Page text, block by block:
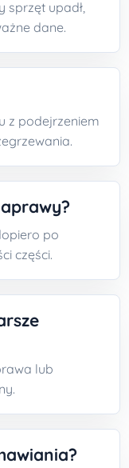
sprzęt upadł,
dane.
z podejrzeniem
po
części.
lub